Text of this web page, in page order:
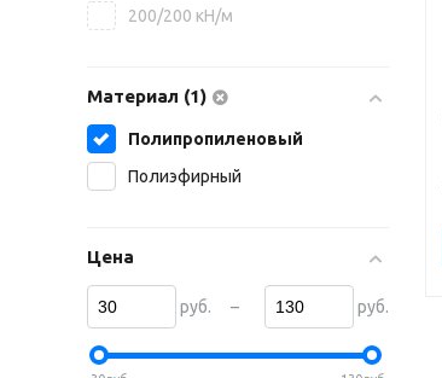
200/200 кН/м
Материал (1)
Полипропиленовый
Полиэфирный
Цена
руб. – руб.